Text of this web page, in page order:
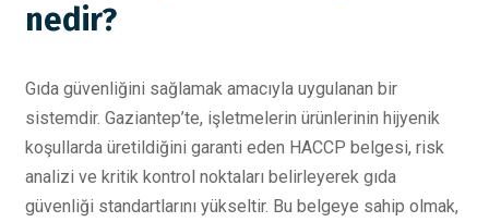
nedir?
Gıda güvenliğini sağlamak amacıyla uygulanan bir
sistemdir. Gaziantep’te, işletmelerin ürünlerinin hijyenik
koşullarda üretildiğini garanti eden HACCP belgesi, risk
analizi ve kritik kontrol noktaları belirleyerek gıda
güvenliği standartlarını yükseltir. Bu belgeye sahip olmak,